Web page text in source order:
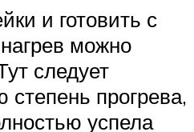
и готовить с
можно
следует
прогрева,
успела